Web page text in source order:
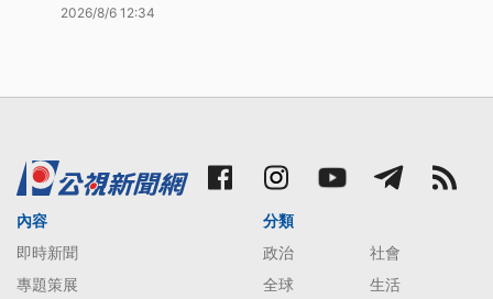
2026/8/6 12:34
內容
即時新聞
專題策展
分類
政治
社會
全球
生活